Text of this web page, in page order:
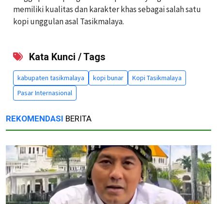
memiliki kualitas dan karakter khas sebagai salah satu
kopi unggulan asal Tasikmalaya.
Kata Kunci / Tags
kabupaten tasikmalaya kopi bunar
Kopi Tasikmalaya
Pasar Internasional
REKOMENDASI BERITA